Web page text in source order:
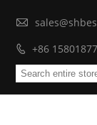

 +86